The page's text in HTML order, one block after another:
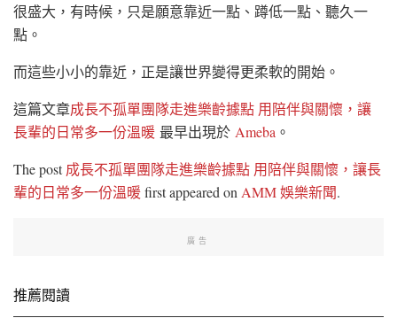
很盛大，有時候，只是願意靠近一點、蹲低一點、聽久一
點。
而這些小小的靠近，正是讓世界變得更柔軟的開始。
這篇文章成長不孤單團隊走進樂齡據點 用陪伴與關懷，讓
長輩的日常多一份溫暖 最早出現於 Ameba 。
The post成長不孤單團隊走進樂齡據點 用陪伴與關懷，讓長
輩的日常多一份溫暖first appeared on AMM 娛樂新聞.
廣告
推薦閱讀